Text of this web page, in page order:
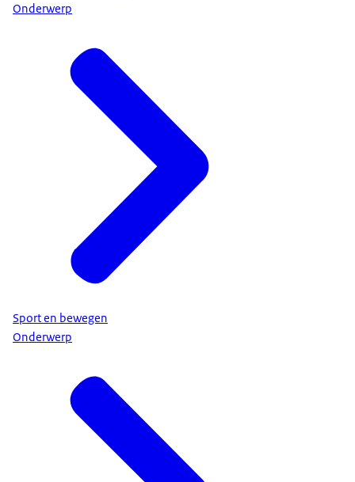
Onderwerp
Sport en bewegen
Onderwerp